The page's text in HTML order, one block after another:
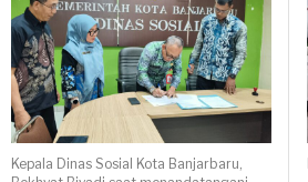
Kepala Dinas Sosial Kota Banjarbaru,